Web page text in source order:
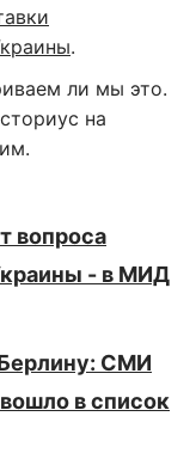
.
ли мы это.
на
вопроса
- в МИД
СМИ
в список